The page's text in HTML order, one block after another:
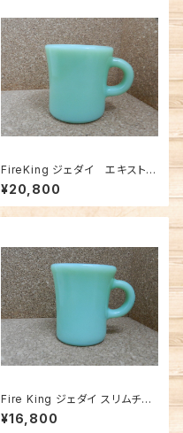
FireKing ジェダイ エキストラ
ヘビーマグ (FK-12577)
¥20,800
Fire King ジェダイ スリムチョ
¥16,800